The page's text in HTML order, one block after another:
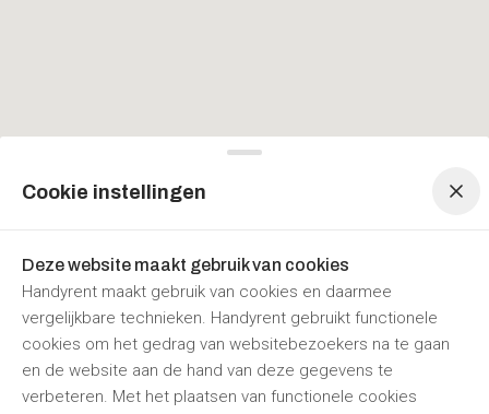
Cookie instellingen
Deze website maakt gebruik van cookies
Handyrent maakt gebruik van cookies en daarmee
vergelijkbare technieken. Handyrent gebruikt functionele
cookies om het gedrag van websitebezoekers na te gaan
en de website aan de hand van deze gegevens te
verbeteren. Met het plaatsen van functionele cookies